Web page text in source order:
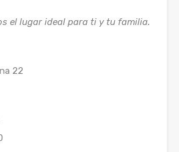
el lugar ideal para ti y tu familia.
22